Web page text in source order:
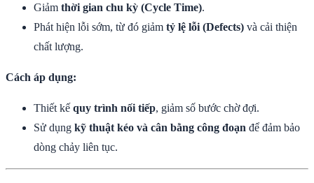
Giảm thời gian chu kỳ (Cycle Time).
Phát hiện lỗi sớm, từ đó giảm tỷ lệ lỗi (Defects) và cải thiện
chất lượng.
Cách áp dụng:
Thiết kế quy trình nối tiếp, giảm số bước chờ đợi.
Sử dụng kỹ thuật kéo và cân bằng công đoạn để đảm bảo
dòng chảy liên tục.